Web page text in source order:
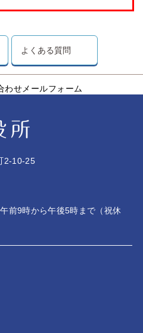
よくある質問
わせメールフォーム
2-10-25
前9時から午後5時まで（祝休